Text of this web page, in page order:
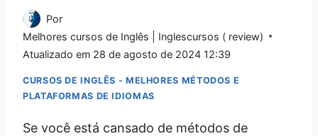
Por
Melhores cursos de Inglês | Inglescursos ( review)
Atualizado em 28 de agosto de 2024 12:39
CURSOS DE INGLÊS - MELHORES MÉTODOS E
PLATAFORMAS DE IDIOMAS
Se você está cansado de métodos de